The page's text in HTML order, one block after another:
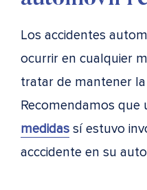
Los accidentes
ocurrir en cualquier
tratar de mantener
Recomendamos que
medidas sí estuvo
acccidente en su